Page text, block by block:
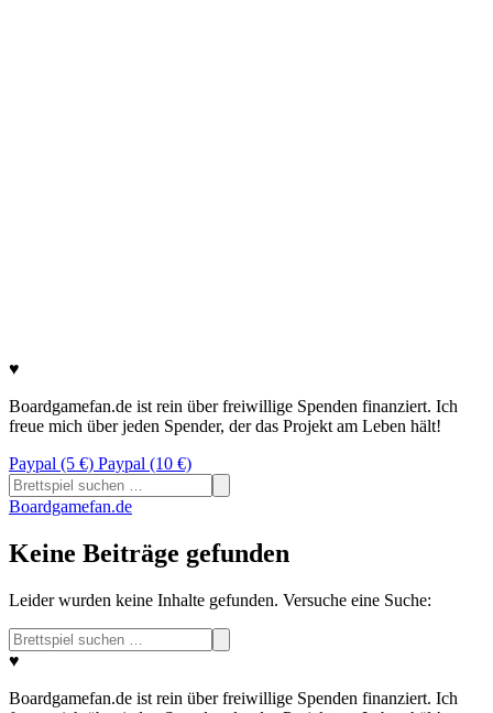
♥
Boardgamefan.de ist rein über freiwillige Spenden finanziert. Ich
freue mich über jeden Spender, der das Projekt am Leben hält!
Paypal (5 €) Paypal (10 €)
Suchen
nach:
Boardgamefan.de
Keine Beiträge gefunden
Leider wurden keine Inhalte gefunden. Versuche eine Suche:
Suchen
nach:
♥
Boardgamefan.de ist rein über freiwillige Spenden finanziert. Ich